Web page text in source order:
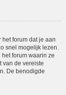
forum dat je aan
snel mogelijk lezen.
forum waarin ze
van de vereiste
De benodigde